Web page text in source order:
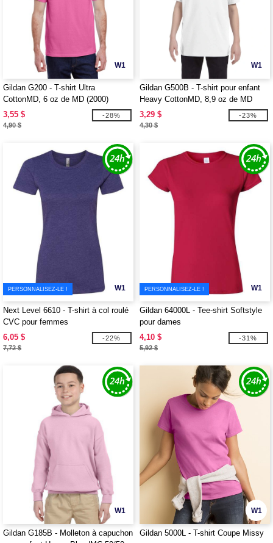
W1
Gildan G200 - T-shirt Ultra
CottonMD, 6 oz de MD (2000)
3,55 $
4,90 $
-28%
W1
Gildan G500B - T-shirt pour enfant
Heavy CottonMD, 8,9 oz de MD
(5000B)
3,29 $
4,30 $
-23%
W1
PERSONNALISEZ-LE !
Next Level 6610 - T-shirt à col roulé
CVC pour femmes
6,05 $
7,72 $
-22%
W1
PERSONNALISEZ-LE !
Gildan 64000L - Tee-shirt Softstyle
pour dames
4,10 $
5,92 $
-31%
W1
Gildan G185B - Molleton à capuchon
W1
Gildan 5000L - T-shirt Coupe Missy